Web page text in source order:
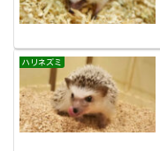
ハリネズミ